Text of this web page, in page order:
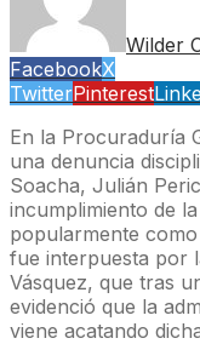
Wilder
FacebookX
TwitterPinterest
En la Procuraduría
una denuncia
Soacha, Julián
incumplimiento de
popularmente como
fue interpuesta por
Vásquez, que tras
evidenció que la
viene acatando